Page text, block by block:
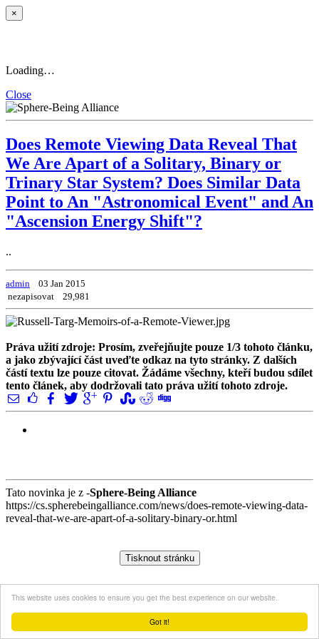
Got it!
This website uses cookies to ensure you get the best experience on our website.
×
Loading…
Close
Does Remote Viewing Data Reveal That
We Are Apart of a Solitary, Binary or
Trinary Star System? Does Similar Data
Point to An "Astronomical Event" and An
"Ascension Energy Shift"?
..
admin
03 Jan 2015
nezapisovat
29,981
Práva užití zdroje: Prosím, zveřejňujte pouze 1/3 tohoto článku,
a jako zbývající část uveďte odkaz na tyto stránky. Z dalších
částí textu lze pouze citovat. Žádáme všechny, kteří budou sdílet
tento článek, aby dodržovali tato práva užití tohoto zdroje.
Tato novinka je z -Sphere-Being Alliance
https://cs.spherebeingalliance.com/news/does-remote-viewing-data-
reveal-that-we-are-apart-of-a-solitary-binary-or.html